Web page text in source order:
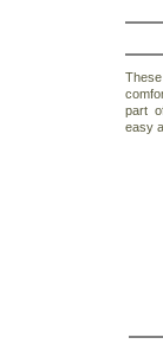
part
easy